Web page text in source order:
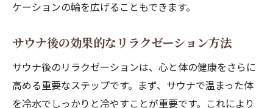
ケーションの輪を広げることもできます。
サウナ後の効果的なリラクゼーション方法
サウナ後のリラクゼーションは、心と体の健康をさらに
高める重要なステップです。まず、サウナで温まった体
を冷水でしっかりと冷やすことが重要です。これにより